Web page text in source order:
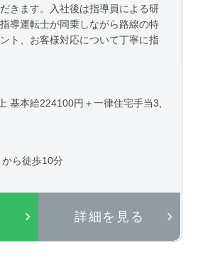
詳細を見る
きます。入社後は指導員による研
導運転士が同乗しながら路線の特
ト、お客様対応について丁寧に指
基本給224100円＋一律住宅手当3,
ら徒歩10分